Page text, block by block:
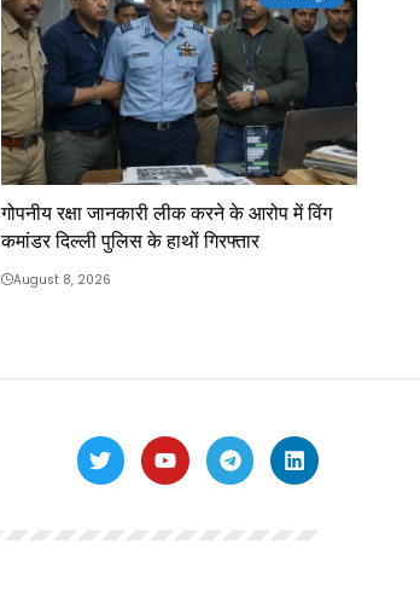
गोपनीय रक्षा जानकारी लीक करने के आरोप में विंग
कमांडर दिल्ली पुलिस के हाथों गिरफ्तार
August 8, 2026